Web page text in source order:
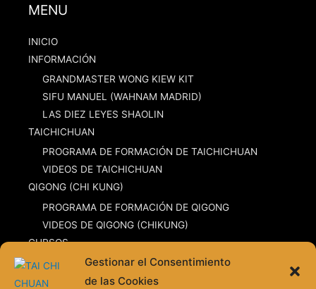
Gestionar el Consentimiento
de las Cookies
MENU
INICIO
INFORMACIÓN
GRANDMASTER WONG KIEW KIT
SIFU MANUEL (WAHNAM MADRID)
LAS DIEZ LEYES SHAOLIN
TAICHICHUAN
PROGRAMA DE FORMACIÓN DE TAICHICHUAN
VIDEOS DE TAICHICHUAN
QIGONG (CHI KUNG)
PROGRAMA DE FORMACIÓN DE QIGONG
VIDEOS DE QIGONG (CHIKUNG)
CURSOS
CLASES DE TAICHICHUAN
CLASES DE CHI KUNG (QI GONG)